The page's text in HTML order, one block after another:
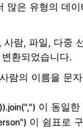
많은 유형의 데
람, 파일, 다중
환되었습니다.
람의 이름을 문
이 동일
이 쉼표로